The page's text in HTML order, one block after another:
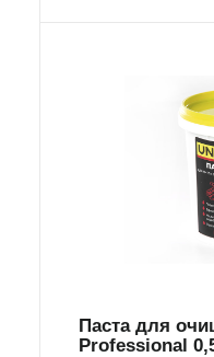
Паста для
Professional